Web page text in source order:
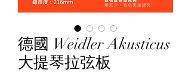
德國 Weidler Akusticus
大提琴拉弦板